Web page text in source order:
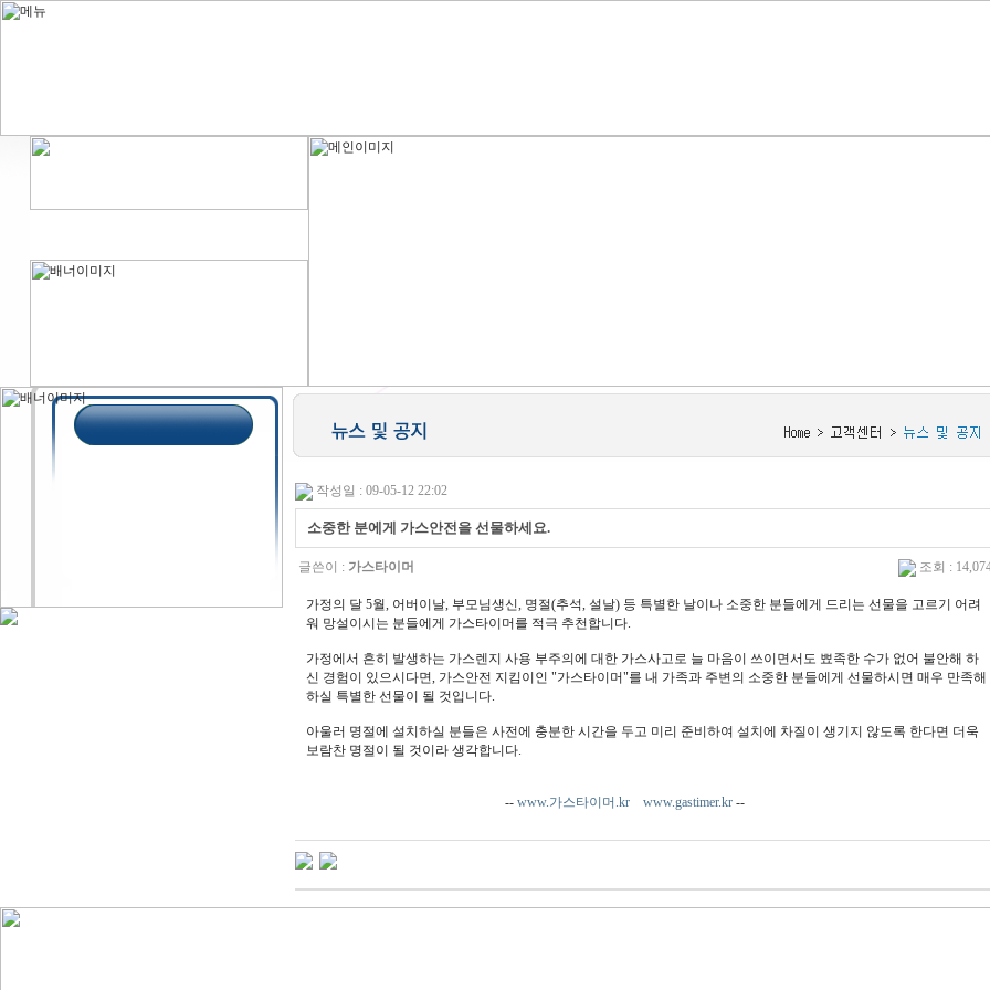
작성일 : 09-05-12 22:02
소중한 분에게 가스안전을 선물하세요.
글쓴이 : 가스타이머 조회 :
가정의 달 5월, 어버이날, 부모님생신, 명절(추석, 설날) 등 특별한 날이나 소중한 분들에게 드리는 선물을 고르기 어려
워 망설이시는 분들에게 가스타이머를 적극 추천합니다.
가정에서 흔히 발생하는 가스렌지 사용 부주의에 대한 가스사고로 늘 마음이 쓰이면서도 뾰족한 수가 없어 불안해 하
신 경험이 있으시다면, 가스안전 지킴이인 "가스타이머"를 내 가족과 주변의 소중한 분들에게 선물하시면 매우 만족해
하실 특별한 선물이 될 것입니다.
아울러 명절에 설치하실 분들은 사전에 충분한 시간을 두고 미리 준비하여 설치에 차질이 생기지 않도록 한다면 더욱
보람찬 명절이 될 것이라 생각합니다.
-- www.가스타이머.kr www.gastimer.kr--